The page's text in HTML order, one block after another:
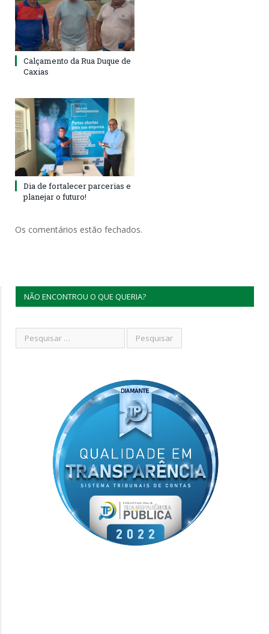
Calçamento da Rua Duque de
Caxias
Dia de fortalecer parcerias e
planejar o futuro!
Os comentários estão fechados.
NÃO ENCONTROU O QUE QUERIA?